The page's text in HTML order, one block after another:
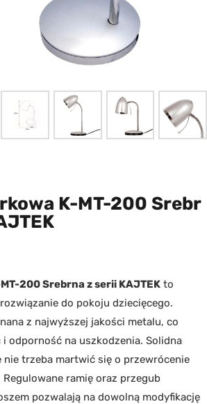
K-MT-200 Srebr
200 Srebrna z serii KAJTEK to
do pokoju dziecięcego.
z najwyższej jakości metalu, co
i odporność na uszkodzenia. Solidna
nie trzeba martwić się o przewrócenie
ramię oraz przegub
pozwalają na dowolną modyfikację